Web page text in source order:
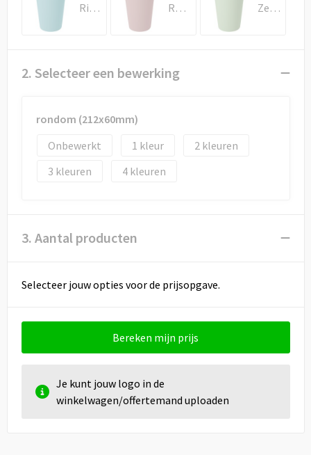
Draagtassen
Waterbestendige tassen
Rifblauw Roze Zeeglasgroen
2. Selecteer een bewerking
rondom (212x60mm)
Onbewerkt
1
2
3
4
3. Aantal producten
Selecteer jouw opties voor de prijsopgave.
Bereken mijn prijs
Je kunt jouw logo in de
winkelwagen/offertemand uploaden